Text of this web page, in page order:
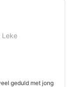
Leke
geduld met jong